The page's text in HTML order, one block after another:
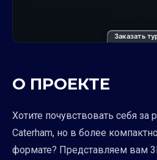
Заказать
О ПРОЕКТЕ
Хотите почувствовать себя за
Caterham, но в более
формате? Представляем вам